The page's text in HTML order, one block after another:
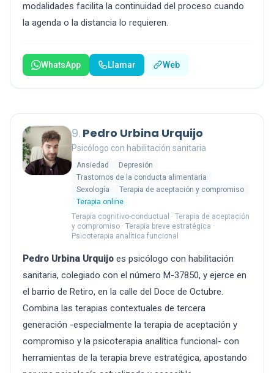
modalidades facilita la continuidad del proceso cuando
la agenda o la distancia lo requieren.
WhatsApp Llamar Web
9. Pedro Urbina Urquijo
Psicólogo con habilitación sanitaria
Ansiedad
Depresión
Trastornos de la conducta alimentaria
Sexología
Terapia de aceptación y compromiso
Terapia online
Terapia cognitivo-conductual · Terapia de aceptación
y compromiso · Terapia breve estratégica ·
Psicoterapia analítica funcional
Pedro Urbina Urquijo es psicólogo con habilitación
sanitaria, colegiado con el número M-37850, y ejerce en
el barrio de Retiro, en la calle del Doce de Octubre.
Combina las terapias contextuales de tercera
generación -especialmente la terapia de aceptación y
compromiso y la psicoterapia analítica funcional- con
herramientas de la terapia breve estratégica, apostando